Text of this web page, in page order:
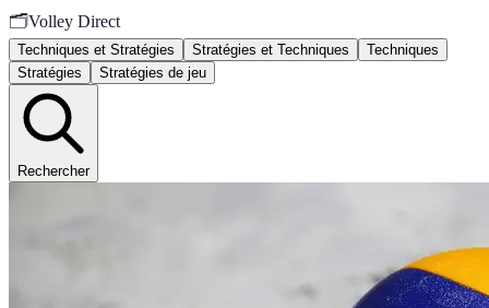
🗂️Volley Direct
Techniques et Stratégies Stratégies et Techniques
Techniques
Stratégies
Stratégies de jeu
Rechercher